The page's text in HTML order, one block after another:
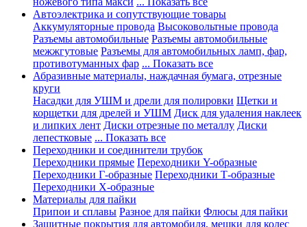
Автоэлектрика и сопутствующие товары
Аккумуляторные провода Высоковольтные провода
Разъемы автомобильные Разъемы автомобильные
межжгутовые Разъемы для автомобильных ламп, фар,
противотуманных фар ... Показать все
Абразивные материалы, наждачная бумага, отрезные
круги
Насадки для УШМ и дрели для полировки Щетки и
корщетки для дрелей и УШМ Диск для удаления наклеек
и липких лент Диски отрезные по металлу Диски
лепестковые ... Показать все
Переходники и соединители трубок
Переходники прямые Переходники Y-образные
Переходники Г-образные Переходники Т-образные
Переходники Х-образные
Материалы для пайки
Припои и сплавы Разное для пайки Флюсы для пайки
Защитные покрытия для автомобиля, мешки для колес